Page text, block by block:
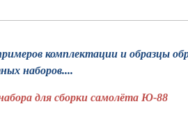
комплектации и образцы
наборов....
для сборки самолёта Ю-88